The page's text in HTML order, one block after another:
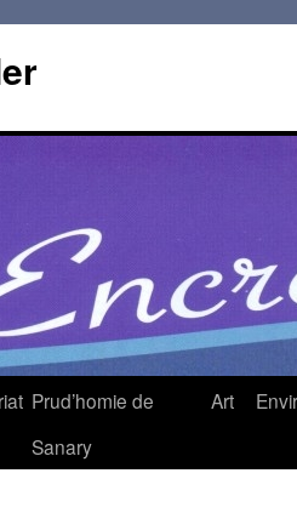
Prud’homie de
Sanary
Art